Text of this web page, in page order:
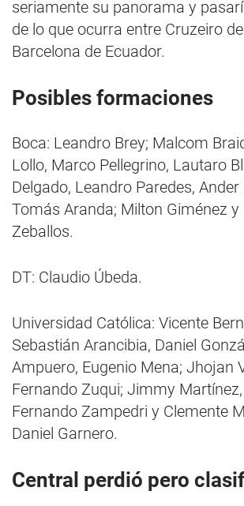
seriamente su panorama y
de lo que ocurra entre Cruzeiro
Barcelona de Ecuador.
Posibles formaciones
Boca: Leandro Brey; Malcom
Lollo, Marco Pellegrino, Lautaro
Delgado, Leandro Paredes, Ander
Tomás Aranda; Milton Giménez y
Zeballos.
DT: Claudio Úbeda.
Universidad Católica: Vicente
Sebastián Arancibia, Daniel
Ampuero, Eugenio Mena; Jhojan
Fernando Zuqui; Jimmy
Fernando Zampedri y Clemente
Daniel Garnero.
Central perdió pero